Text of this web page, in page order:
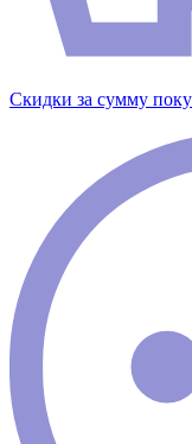
Скидки за сумму